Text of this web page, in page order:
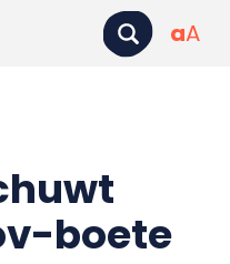
aA
boete